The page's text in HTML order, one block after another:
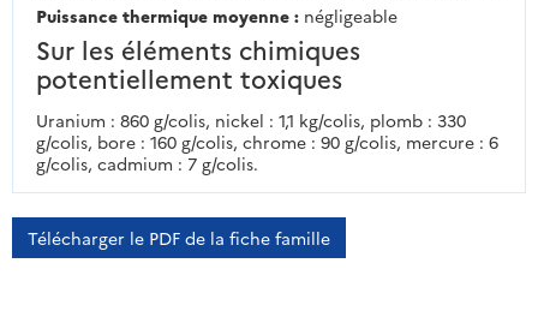
Puissance thermique moyenne :négligeable
Sur les éléments chimiques
potentiellement toxiques
Uranium : 860 g/colis, nickel : 1,1 kg/colis, plomb : 330
g/colis, bore : 160 g/colis, chrome : 90 g/colis, mercure : 6
g/colis, cadmium : 7 g/colis.
Télécharger le PDF de la fiche famille